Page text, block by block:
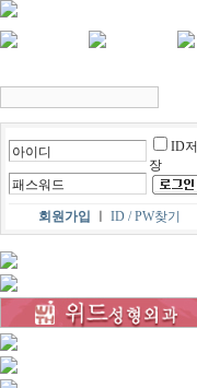
ID저
장
회원가입 ID / PW찾기